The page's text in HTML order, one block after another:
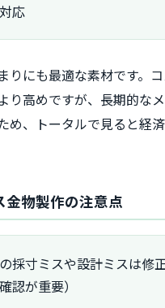
応
りにも最適な素材です。
り高めですが、長期的な
め、トータルで見ると経
金物製作の注意点
採寸ミスや設計ミスは修
認が重要）